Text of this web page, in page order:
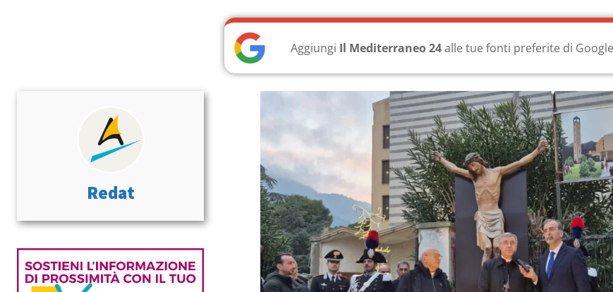
Aggiungi Il Mediterraneo 24alle tue fonti preferite di
Redat